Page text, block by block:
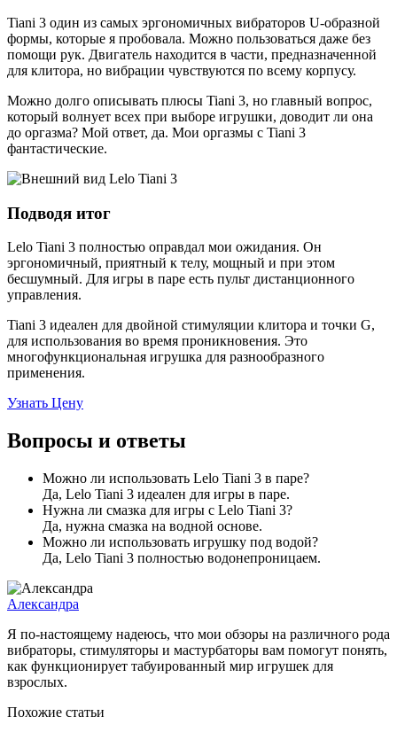
Tiani 3 один из самых эргономичных вибраторов U-образной
формы, которые я пробовала. Можно пользоваться даже без
помощи рук. Двигатель находится в части, предназначенной
для клитора, но вибрации чувствуются по всему корпусу.
Можно долго описывать плюсы Tiani 3, но главный вопрос,
который волнует всех при выборе игрушки, доводит ли она
до оргазма? Мой ответ, да. Мои оргазмы с Tiani 3
фантастические.
Подводя итог
Lelo Tiani 3 полностью оправдал мои ожидания. Он
эргономичный, приятный к телу, мощный и при этом
бесшумный. Для игры в паре есть пульт дистанционного
управления.
Tiani 3 идеален для двойной стимуляции клитора и точки G,
для использования во время проникновения. Это
многофункциональная игрушка для разнообразного
применения.
Узнать Цену
Вопросы и ответы
Можно ли использовать Lelo Tiani 3 в паре?
Да, Lelo Tiani 3 идеален для игры в паре.
Нужна ли смазка для игры с Lelo Tiani 3?
Да, нужна смазка на водной основе.
Можно ли использовать игрушку под водой?
Да, Lelo Tiani 3 полностью водонепроницаем.
Александра
Я по-настоящему надеюсь, что мои обзоры на различного рода
вибраторы, стимуляторы и мастурбаторы вам помогут понять,
как функционирует табуированный мир игрушек для
взрослых.
Похожие статьи